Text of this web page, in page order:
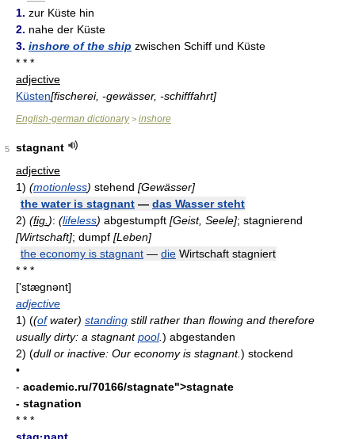
1. zur Küste hin
2. nahe der Küste
3. inshore of the ship zwischen Schiff und Küste
* * *
adjective
Küsten[fischerei, -gewässer, -schifffahrt]
English-german dictionary> inshore
5
stagnant
adjective
1) (motionless) stehend [Gewässer]
the water is stagnant — das Wasser steht
2) (fig. ): (lifeless) abgestumpft [Geist, Seele]; stagnierend
[Wirtschaft]; dumpf [Leben]
the economy is stagnant — die Wirtschaft stagniert
* * *
['stæɡnənt]
adjective
1) ((ofwater) standing still rather than flowing and therefore
usually dirty: a stagnantpool.) abgestanden
2) (dull or inactive: Our economy is stagnant.) stockend
•
- academic.ru/70166/stagnate">stagnate
- stagnation
* * *
stag·nant